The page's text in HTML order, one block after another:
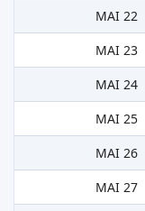
MAI 22
MAI 23
MAI 24
MAI 25
MAI 26
MAI 27